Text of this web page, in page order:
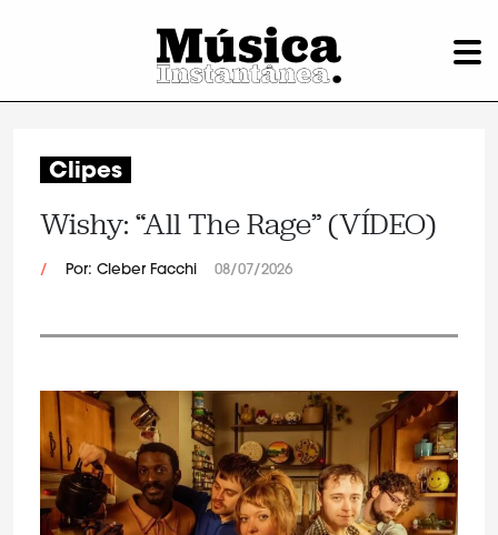
Clipes
Wishy: “All The Rage” (VÍDEO)
/ Por: Cleber Facchi 08/07/2026